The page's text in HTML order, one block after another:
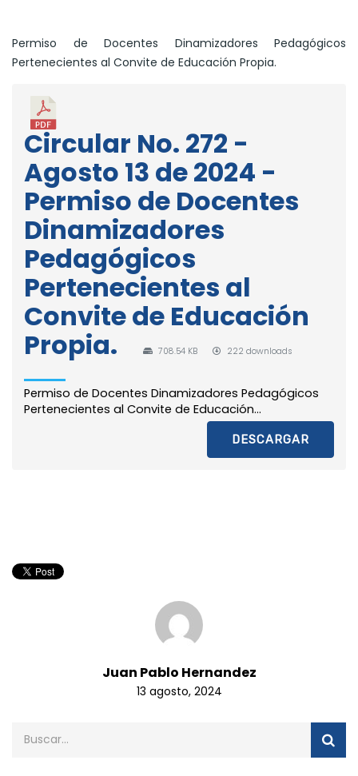
Permiso de Docentes Dinamizadores Pedagógicos
Pertenecientes al Convite de Educación Propia.
Circular No. 272 -
Agosto 13 de 2024 -
Permiso de Docentes
Dinamizadores
Pedagógicos
Pertenecientes al
Convite de Educación
Propia.
708.54 KB 222 downloads
Permiso de Docentes Dinamizadores Pedagógicos
Pertenecientes al Convite de Educación...
DESCARGAR
Juan Pablo Hernandez
13 agosto, 2024